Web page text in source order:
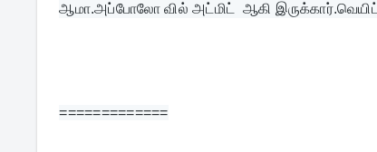
ஆமா.அப்போலோ வில் அட்மிட்  ஆகி இருக்கார்.வெயிட்
=============